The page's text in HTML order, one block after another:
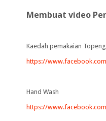
Membuat video
Kaedah pemakaian
https://
Hand Wash
https://